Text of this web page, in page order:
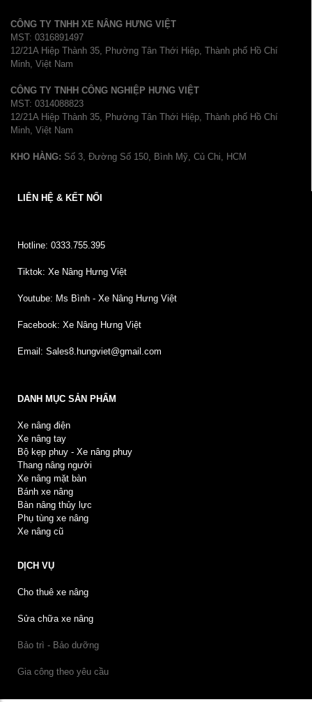
CÔNG TY TNHH XE NÂNG HƯNG VIỆT
MST: 0316891497
12/21A Hiệp Thành 35, Phường Tân Thới Hiệp, Thành phố Hồ Chí
Minh, Việt Nam
CÔNG TY TNHH CÔNG NGHIỆP HƯNG VIỆT
MST: 0314088823
12/21A Hiệp Thành 35, Phường Tân Thới Hiệp, Thành phố Hồ Chí
Minh, Việt Nam
KHO HÀNG: Số 3, Đường Số 150, Bình Mỹ, Củ Chi, HCM
LIÊN HỆ & KẾT NỐI
Hotline: 0333.755.395
Tiktok: Xe Nâng Hưng Việt
Youtube: Ms Bình - Xe Nâng Hưng Việt
Facebook: Xe Nâng Hưng Việt
Email: Sales8.hungviet@gmail.com
DANH MỤC SẢN PHẨM
Xe nâng điện
Xe nâng tay
Bộ kẹp phuy - Xe nâng phuy
Thang nâng người
Xe nâng mặt bàn
Bánh xe nâng
Bàn nâng thủy lực
Phụ tùng xe nâng
Xe nâng cũ
DỊCH VỤ
Cho thuê xe nâng
Sửa chữa xe nâng
Bảo trì - Bảo dưỡng
Gia công theo yêu cầu